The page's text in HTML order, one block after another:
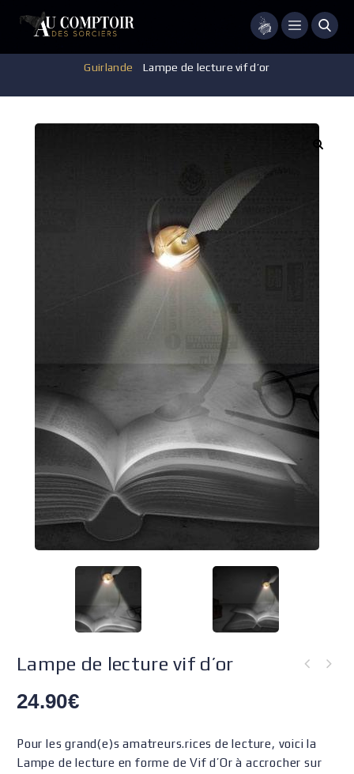
Menu
Guirlande /Lampe de lecture vif d’or
Lampe de lecture vif d’or
24.90€
Pour les grand(e)s amatreurs.rices de lecture, voici la
Lampe de lecture en forme de Vif d’Or à accrocher sur